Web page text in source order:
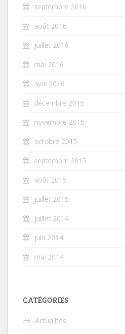
septembre 2016
août 2016
juillet 2016
mai 2016
avril 2016
décembre 2015
novembre 2015
octobre 2015
septembre 2015
août 2015
juillet 2015
juillet 2014
juin 2014
mai 2014
CATÉGORIES
Actualités